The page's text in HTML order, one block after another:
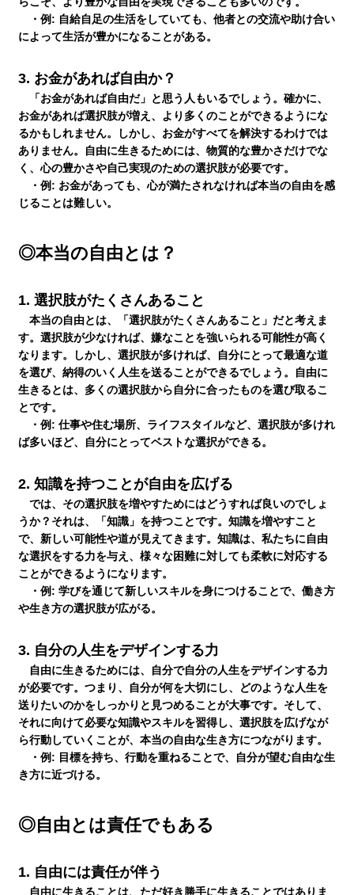
合格実績
よくあるご質問
会員専用
塾長ブログ
求人情報
・例: 自給自足の生活をしていても、他者との交流や助け合い
によって生活が豊かになることがある。
3. お金があれば自由か？
「お金があれば自由だ」と思う人もいるでしょう。確かに、
お金があれば選択肢が増え、より多くのことができるようにな
るかもしれません。しかし、お金がすべてを解決するわけでは
ありません。自由に生きるためには、物質的な豊かさだけでな
く、心の豊かさや自己実現のための選択肢が必要です。
・例: お金があっても、心が満たされなければ本当の自由を感
じることは難しい。
◎本当の自由とは？
1.選択肢がたくさんあること
本当の自由とは、「選択肢がたくさんあること」だと考えま
す。選択肢が少なければ、嫌なことを強いられる可能性が高く
なります。しかし、選択肢が多ければ、自分にとって最適な道
を選び、納得のいく人生を送ることができるでしょう。自由に
生きるとは、多くの選択肢から自分に合ったものを選び取るこ
とです。
・例: 仕事や住む場所、ライフスタイルなど、選択肢が多けれ
ば多いほど、自分にとってベストな選択ができる。
2.知識を持つことが自由を広げる
では、その選択肢を増やすためにはどうすれば良いのでしょ
うか？それは、「知識」を持つことです。知識を増やすこと
で、新しい可能性や道が見えてきます。知識は、私たちに自由
な選択をする力を与え、様々な困難に対しても柔軟に対応する
ことができるようになります。
・例: 学びを通じて新しいスキルを身につけることで、働き方
や生き方の選択肢が広がる。
3. 自分の人生をデザインする力
自由に生きるためには、自分で自分の人生をデザインする力
が必要です。つまり、自分が何を大切にし、どのような人生を
送りたいのかをしっかりと見つめることが大事です。そして、
それに向けて必要な知識やスキルを習得し、選択肢を広げなが
ら行動していくことが、本当の自由な生き方につながります。
・例: 目標を持ち、行動を重ねることで、自分が望む自由な生
き方に近づける。
◎自由とは責任でもある
1. 自由には責任が伴う
自由に生きることは、ただ好き勝手に生きることではありま